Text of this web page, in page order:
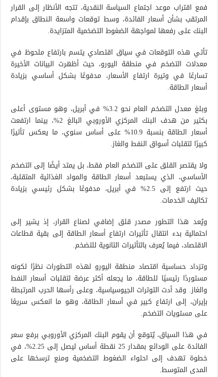
فمع اقتراب موعد اجتماع السياسة النقدية، تتجه الأنظار إلى القرار
المرتقب بشأن أسعار الفائدة، وسط توقعات واسعة النطاق بإقدام
البنك على رفعها لمواجهة الضغوط التضخمية المتزايدة.
تأتي هذه التوقعات في سياق اقتصادي يتسم بارتفاع ملحوظ في
معدلات التضخم في منطقة اليورو، حيث أظهرت البيانات الأخيرة
تسارعًا في وتيرة ارتفاع الأسعار، مدفوعًا بشكل أساسي بزيادة
أسعار الطاقة.
وبلغ معدل التضخم العام نحو 3.2% في أبريل، وهو مستوى أعلى
بكثير من هدف البنك المركزي الأوروبي البالغ 2%، بينما ارتفعت
أسعار الطاقة بنسبة 10.9% على أساس سنوي، ما يعكس تأثيرًا
كبيرًا لتقلبات أسواق النفط والغاز.
ولا يقتصر القلق على التضخم العام فقط، بل يمتد أيضًا إلى التضخم
الأساسي، الذي يستبعد أسعار الطاقة والمواد الغذائية المتقلبة،
حيث ارتفع إلى 2.5% في أبريل، مدفوعًا بشكل رئيسي بزيادة
تكاليف الخدمات.
ويُعد هذا التطور مصدر قلق إضافي لصناع القرار، إذ يشير إلى
احتمالية بدء انتقال تأثيرات ارتفاع أسعار الطاقة إلى بقية قطاعات
الاقتصاد، فيما يُعرف بالتأثيرات الثانوية للتضخم.
وتزداد حساسية اقتصاد منطقة اليورو لهذه التطورات نظرًا لكونه
مستوردًا رئيسيًا للطاقة، ما يجعله أكثر عرضة لتقلبات أسعار النفط
والغاز. وقد أدت التوترات الجيوسياسية، وعلى رأسها الحرب المرتبطة
بإيران، إلى ارتفاع كبير في أسعار الطاقة، وهو ما انعكس سريعًا
على مستويات التضخم.
في هذا السياق، يُتوقع أن يقوم البنك المركزي الأوروبي برفع سعر
الفائدة على الودائع بمقدار 25 نقطة أساس ليصل إلى 2.25%، في
خطوة تهدف إلى احتواء الضغوط التضخمية ومنع ترسخها على
المدى المتوسط.